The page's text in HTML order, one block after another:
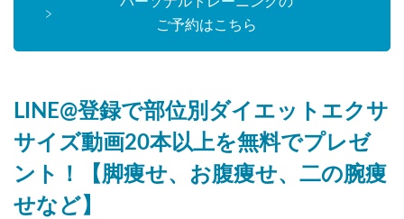
ご予約はこちら
LINE@登録で部位別ダイエットエクサ
サイズ動画20本以上を無料でプレゼ
ント！【脚痩せ、お腹痩せ、二の腕痩
せなど】